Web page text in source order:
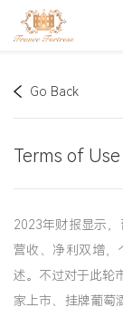
Go Back
Terms of Use
2023年财报显示
营收、净利双增，
述。不过对于此轮
家上市、挂牌葡萄